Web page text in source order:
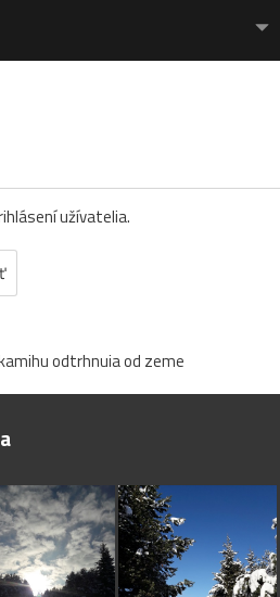
užívatelia.
odtrhnuia od zeme